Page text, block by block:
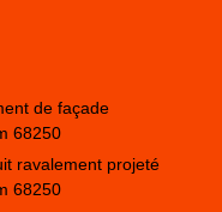
de façade
68250
ravalement projeté
68250